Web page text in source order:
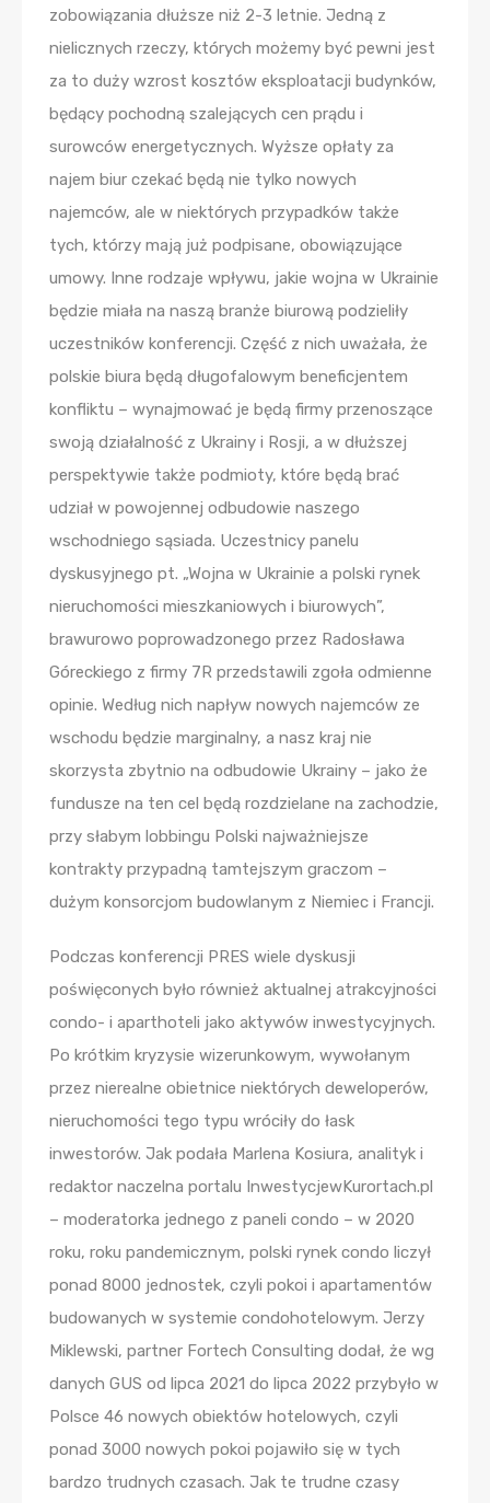
zobowiązania dłuższe niż 2-3 letnie. Jedną z
nielicznych rzeczy, których możemy być pewni jest
za to duży wzrost kosztów eksploatacji budynków,
będący pochodną szalejących cen prądu i
surowców energetycznych. Wyższe opłaty za
najem biur czekać będą nie tylko nowych
najemców, ale w niektórych przypadków także
tych, którzy mają już podpisane, obowiązujące
umowy. Inne rodzaje wpływu, jakie wojna w Ukrainie
będzie miała na naszą branże biurową podzieliły
uczestników konferencji. Część z nich uważała, że
polskie biura będą długofalowym beneficjentem
konfliktu – wynajmować je będą firmy przenoszące
swoją działalność z Ukrainy i Rosji, a w dłuższej
perspektywie także podmioty, które będą brać
udział w powojennej odbudowie naszego
wschodniego sąsiada. Uczestnicy panelu
dyskusyjnego pt. „Wojna w Ukrainie a polski rynek
nieruchomości mieszkaniowych i biurowych”,
brawurowo poprowadzonego przez Radosława
Góreckiego z firmy 7R przedstawili zgoła odmienne
opinie. Według nich napływ nowych najemców ze
wschodu będzie marginalny, a nasz kraj nie
skorzysta zbytnio na odbudowie Ukrainy – jako że
fundusze na ten cel będą rozdzielane na zachodzie,
przy słabym lobbingu Polski najważniejsze
kontrakty przypadną tamtejszym graczom –
dużym konsorcjom budowlanym z Niemiec i Francji.
Podczas konferencji PRES wiele dyskusji
poświęconych było również aktualnej atrakcyjności
condo- i aparthoteli jako aktywów inwestycyjnych.
Po krótkim kryzysie wizerunkowym, wywołanym
przez nierealne obietnice niektórych deweloperów,
nieruchomości tego typu wróciły do łask
inwestorów. Jak podała Marlena Kosiura, analityk i
redaktor naczelna portalu InwestycjewKurortach.pl
– moderatorka jednego z paneli condo – w 2020
roku, roku pandemicznym, polski rynek condo liczył
ponad 8000 jednostek, czyli pokoi i apartamentów
budowanych w systemie condohotelowym. Jerzy
Miklewski, partner Fortech Consulting dodał, że wg
danych GUS od lipca 2021 do lipca 2022 przybyło w
Polsce 46 nowych obiektów hotelowych, czyli
ponad 3000 nowych pokoi pojawiło się w tych
bardzo trudnych czasach. Jak te trudne czasy